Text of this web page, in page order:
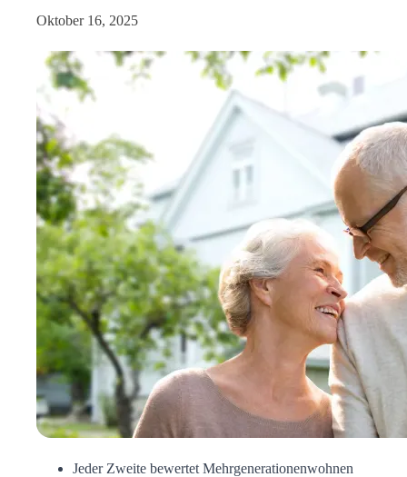
Oktober 16, 2025
Jeder Zweite bewertet Mehrgenerationenwohnen